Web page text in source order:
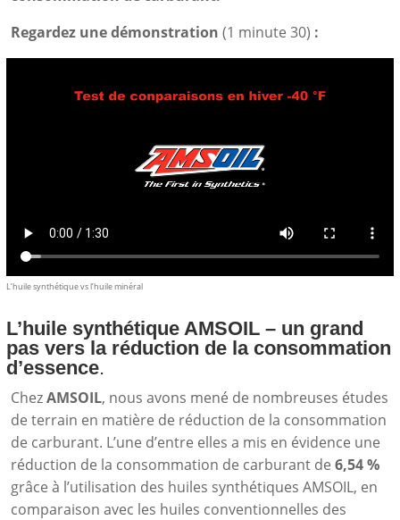
Regardez une démonstration (1 minute 30) :
L’huile synthétique vs l’huile minéral
L’huile synthétique AMSOIL – un grand
pas vers la réduction de la consommation
d’essence.
ChezAMSOIL, nous avons mené de nombreuses études
de terrain en matière de réduction de la consommation
de carburant. L’une d’entre elles a mis en évidence une
réduction de la consommation de carburant de 6,54 %
grâce à l’utilisation des huiles synthétiques AMSOIL, en
comparaison avec les huiles conventionnelles des